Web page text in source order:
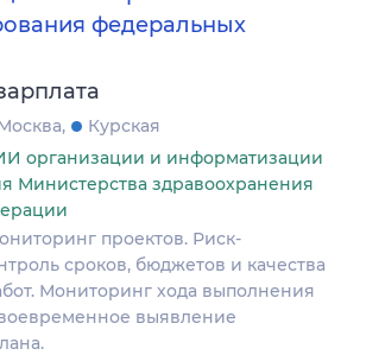
федеральных
Курская
организации и информатизации
Министерства здравоохранения
проектов. Риск-
сроков, бюджетов и качества
Мониторинг хода выполнения
выявление